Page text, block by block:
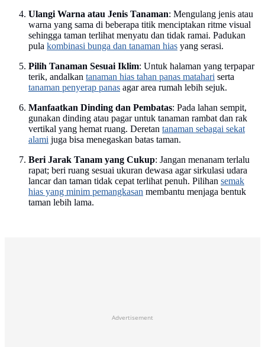
Ulangi Warna atau Jenis Tanaman: Mengulang jenis atau
warna yang sama di beberapa titik menciptakan ritme visual
sehingga taman terlihat menyatu dan tidak ramai. Padukan
pula kombinasi bunga dan tanaman hias yang serasi.
Pilih Tanaman Sesuai Iklim: Untuk halaman yang terpapar
terik, andalkan tanaman hias tahan panas matahari serta
tanaman penyerap panas agar area rumah lebih sejuk.
Manfaatkan Dinding dan Pembatas: Pada lahan sempit,
gunakan dinding atau pagar untuk tanaman rambat dan rak
vertikal yang hemat ruang. Deretan tanaman sebagai sekat
alami juga bisa menegaskan batas taman.
Beri Jarak Tanam yang Cukup: Jangan menanam terlalu
rapat; beri ruang sesuai ukuran dewasa agar sirkulasi udara
lancar dan taman tidak cepat terlihat penuh. Pilihan semak
hias yang minim pemangkasan membantu menjaga bentuk
taman lebih lama.
Advertisement